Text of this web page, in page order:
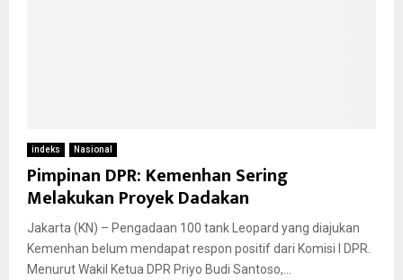
indeks Nasional
Pimpinan DPR: Kemenhan Sering
Melakukan Proyek Dadakan
Jakarta (KN) – Pengadaan 100 tank Leopard yang diajukan
Kemenhan belum mendapat respon positif dari Komisi I DPR.
Menurut Wakil Ketua DPR Priyo Budi Santoso,...